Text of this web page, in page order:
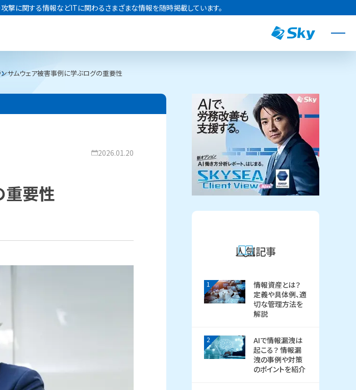
撃に関する情報などITに関わるさまざまな情報を随時掲載しています。
ンサムウェア被害事例に学ぶログの重要性
2026.01.20
重要性
人気記事
1
情報資産とは？
定義や具体例、適
切な管理方法を
解説
2
AIで情報漏洩は
起こる？ 情報漏
洩の事例や対策
のポイントを紹介